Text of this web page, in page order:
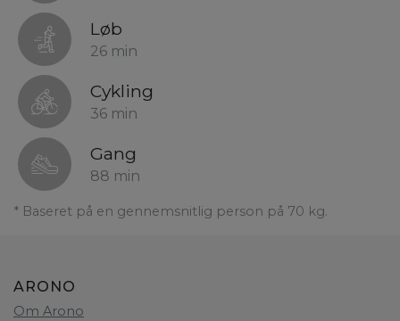
Løb
26 min
Cykling
36 min
Gang
88 min
* Baseret på en gennemsnitlig person på 70 kg.
ARONO
Om Arono